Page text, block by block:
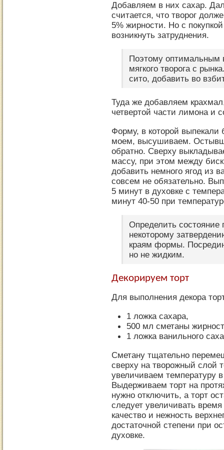
Добавляем в них сахар.
считается, что творог
5% жирности. Но с
возникнуть затруднения.
Поэтому оптимальным
мягкого творога с
сито, добавить во
Туда же добавляем
четвертой части лимона и
Форму, в которой
моем, высушиваем.
обратно. Сверху
массу, при этом между
добавить немного ягод из
совсем не обязательно.
5 минут в духовке с
минут 40-50 при
Определить состояние
некоторому
краям формы.
но не жидким.
Декорируем торт
Для выполнения декора
1 ложка сахара,
500 мл сметаны
1 ложка ванильного
Сметану тщательно
сверху на творожный слой
увеличиваем температуру
Выдерживаем торт на
нужно отключить, а торт
следует увеличивать
качество и нежность
достаточной степени при
духовке.